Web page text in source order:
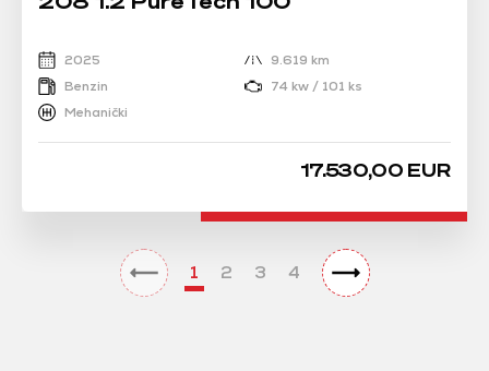
2025
9.619 km
Benzin
74 kw / 101 ks
Mehanički
17.530,00 EUR
1 2 3 4